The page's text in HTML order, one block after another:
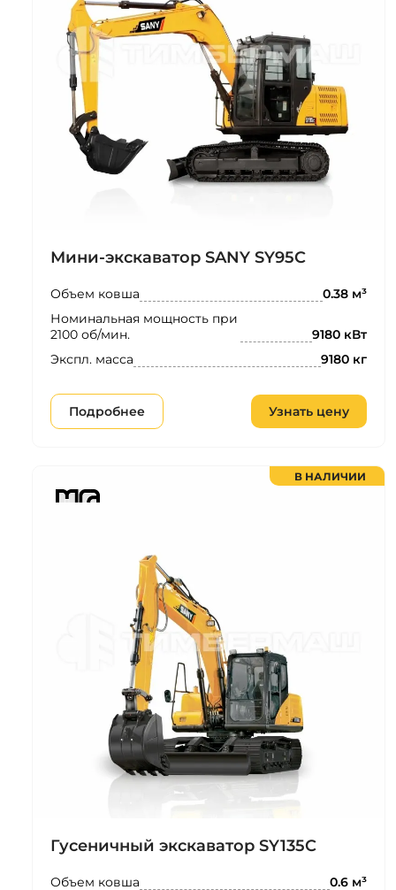
Мини-экскаватор SANY SY95C
Объем ковша 0.38 м³
Номинальная мощность при
2100 об/мин.
9180 кВт
Экспл. масса 9180 кг
Подробнее Узнать цену
В НАЛИЧИИ
Гусеничный экскаватор SY135C
Объем ковша 0.6 м³